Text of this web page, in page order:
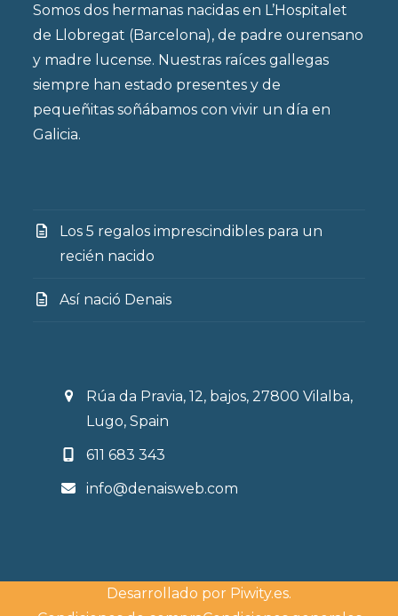
Somos dos hermanas nacidas en L’Hospitalet
de Llobregat (Barcelona), de padre ourensano
y madre lucense. Nuestras raíces gallegas
siempre han estado presentes y de
pequeñitas soñábamos con vivir un día en
Galicia.
Los 5 regalos imprescindibles para un
recién nacido
Así nació Denais
Rúa da Pravia, 12, bajos, 27800 Vilalba,
Lugo, Spain
611 683 343
info@denaisweb.com
Desarrollado por Piwity.es.